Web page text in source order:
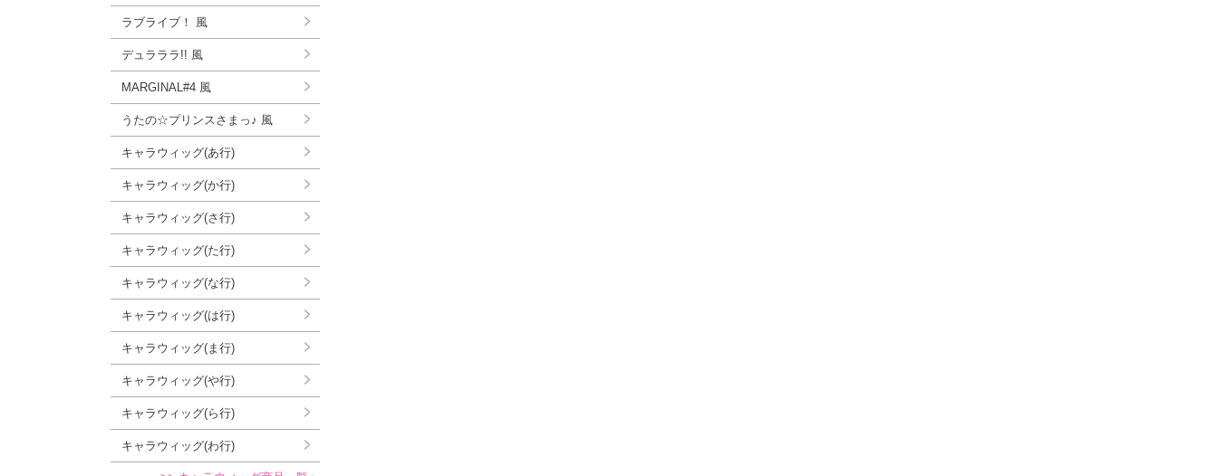
ラブライブ！ 風
デュラララ!! 風
MARGINAL#4 風
うたの☆プリンスさまっ♪ 風
キャラウィッグ(あ行)
キャラウィッグ(か行)
キャラウィッグ(さ行)
キャラウィッグ(た行)
キャラウィッグ(な行)
キャラウィッグ(は行)
キャラウィッグ(ま行)
キャラウィッグ(や行)
キャラウィッグ(ら行)
キャラウィッグ(わ行)